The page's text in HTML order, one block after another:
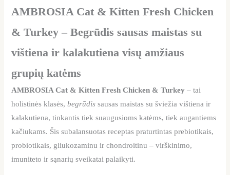
AMBROSIA Cat & Kitten Fresh Chicken
& Turkey – Begrūdis sausas maistas su
vištiena ir kalakutiena visų amžiaus
grupių katėms
AMBROSIA Cat & Kitten Fresh Chicken & Turkey – tai
holistinės klasės,begrūdis sausas maistas su šviežia vištiena ir
kalakutiena, tinkantis tiek suaugusioms katėms, tiek augantiems
kačiukams. Šis subalansuotas receptas praturtintas prebiotikais,
probiotikais, gliukozaminu ir chondroitinu – virškinimo,
imuniteto ir sąnarių sveikatai palaikyti.